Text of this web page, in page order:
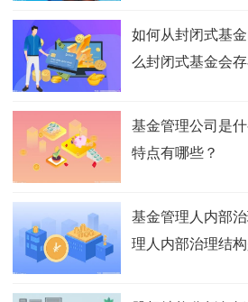
如何从封闭式基
么封闭式基金会
基金管理公司是
特点有哪些？
基金管理人内部
理人内部治理结